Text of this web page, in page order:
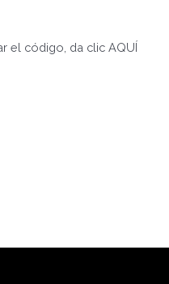
el código, da clicAQUÍ